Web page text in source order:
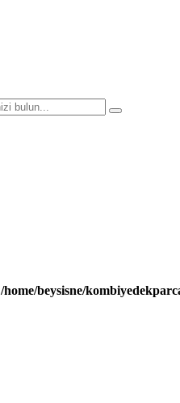
/home/beysisne/